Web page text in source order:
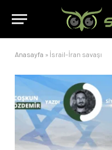
Anasayfa » İsrail-İran savaşı